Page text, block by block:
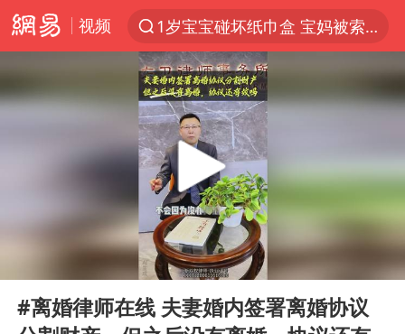
视频
1岁宝宝碰坏纸巾盒 宝妈被索赔924元
Meta被判支付5.67亿美元
阿根廷足协发文力挺因凡蒂诺
中国稀土盘中涨停
A股开盘：民爆、CPO等概念走强
日本广岛民众举行游行反对政府行径
21楼高空抛物嫌疑人被拘留
Play
#离婚律师在线 夫妻婚内签署离婚协议